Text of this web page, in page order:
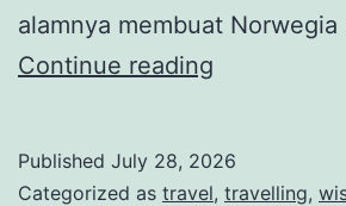
alamnya membuat
Continue reading
Fjord
Published July 28, 2026
Categorized as travel, travelling,